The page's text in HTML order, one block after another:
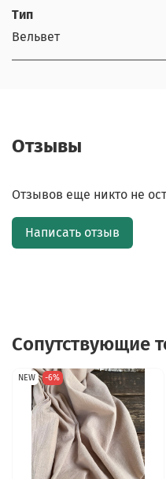
Тип
Вельвет
Отзывы
Отзывов еще никто не
Написать отзыв
Сопутствующие
NEW -6%